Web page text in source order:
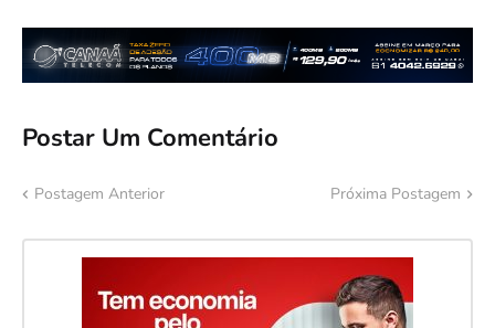
Postar Um Comentário
Postagem Anterior Próxima Postagem